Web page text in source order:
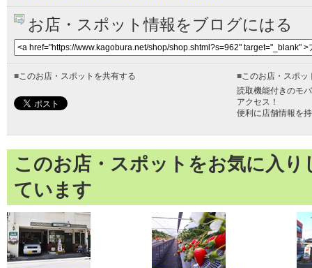
お店・スポット情報をブログにはる
■このお店・スポットを共有する ■このお店・スポッ
読取機能付きのモ
アクセス！
便利に店舗情報を
このお店・スポットをお気に入
ています